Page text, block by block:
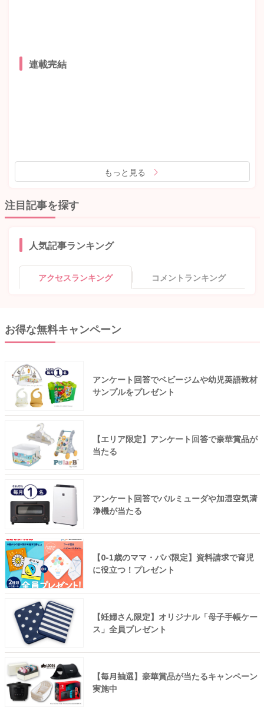
連載完結
もっと見る
注目記事を探す
人気記事ランキング
アクセスランキング コメントランキング
お得な無料キャンペーン
アンケート回答でベビージムや幼児英語教材
サンプルをプレゼント
【エリア限定】アンケート回答で豪華賞品が
当たる
アンケート回答でバルミューダや加湿空気清
浄機が当たる
【0-1歳のママ・パパ限定】資料請求で育児
に役立つ！プレゼント
【妊婦さん限定】オリジナル「母子手帳ケー
ス」全員プレゼント
【毎月抽選】豪華賞品が当たるキャンペーン
実施中